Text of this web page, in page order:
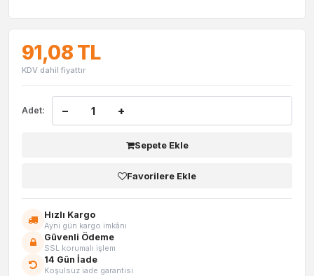
91,08 TL
KDV dahil fiyattır
Adet: − +
Sepete Ekle
Favorilere Ekle
Hızlı Kargo
Aynı gün kargo imkânı
Güvenli Ödeme
SSL korumalı işlem
14 Gün İade
Koşulsuz iade garantisi